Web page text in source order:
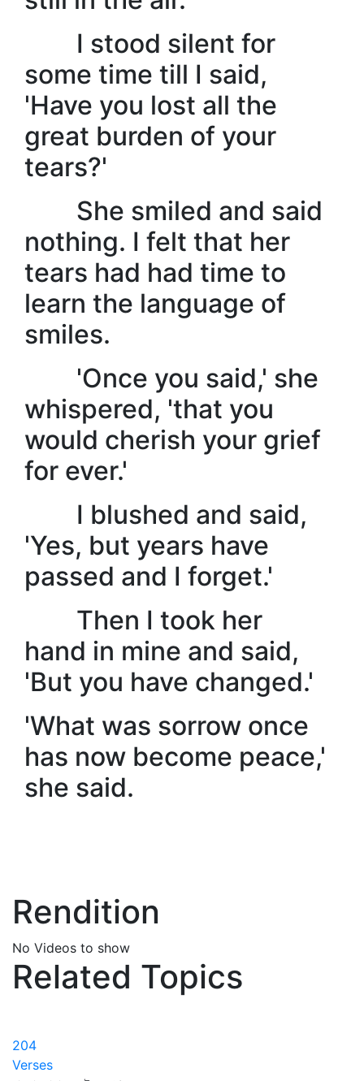
I stood silent for
some time till I said,
'Have you lost all the
great burden of your
tears?'
She smiled and said
nothing. I felt that her
tears had had time to
learn the language of
smiles.
'Once you said,' she
whispered, 'that you
would cherish your grief
for ever.'
I blushed and said,
'Yes, but years have
passed and I forget.'
Then I took her
hand in mine and said,
'But you have changed.'
'What was sorrow once
has now become peace,'
she said.
Rendition
No Videos to show
Related Topics
204
Verses